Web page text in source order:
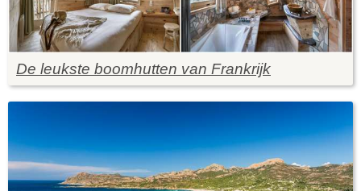
De leukste boomhutten van Frankrijk